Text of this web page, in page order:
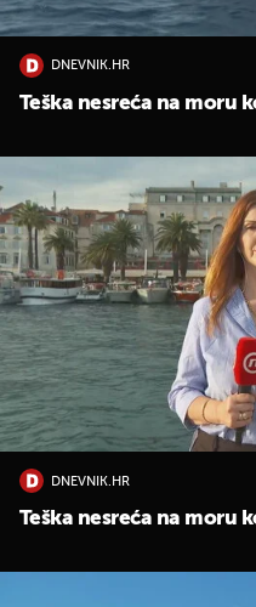
DNEVNIK.HR
Teška nesreća na moru
DNEVNIK.HR
Teška nesreća na moru